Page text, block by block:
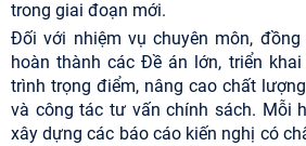
trong giai đoạn mới.
Đối với nhiệm vụ chuyên môn,
hoàn thành các Đề án lớn, triển
trình trọng điểm, nâng cao chất
và công tác tư vấn chính sách. Mỗi
xây dựng các báo cáo kiến nghị có